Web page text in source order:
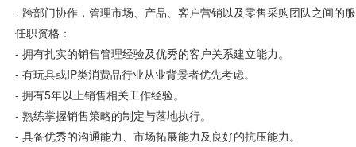
- 跨部门协作，管理市场、产品、客户营销以及零售采购团队之间的
任职资格：
- 拥有扎实的销售管理经验及优秀的客户关系建立能力。
- 有玩具或IP类消费品行业从业背景者优先考虑。
- 拥有5年以上销售相关工作经验。
- 熟练掌握销售策略的制定与落地执行。
- 具备优秀的沟通能力、市场拓展能力及良好的抗压能力。